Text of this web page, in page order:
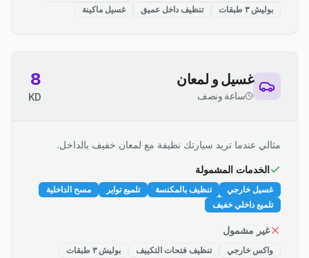
بوليش ٣ طبقات
تنظيف داخل عميق غسيل ماكينة
غسيل و لمعان
ساعة ونصف
8
KD
مثالي عندما تريد سيارتك نظيفة مع لمعان خفيف بالداخل.
الخدمات المشمولة
غسيل خارجي تنظيف بالمكنسة تلميع تواير
مسح الداخلية
تلميع داخلي خفيف
غير مشمول
واكس خارجي تنظيف فتحات التكييف
بوليش ٣ طبقات